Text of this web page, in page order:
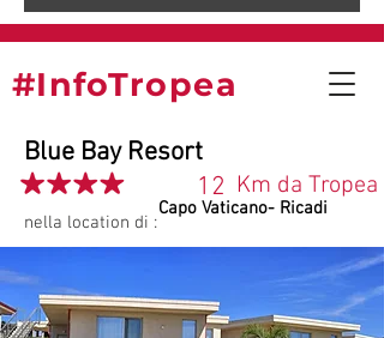
#InfoTropea
Blue Bay Resort
nella location di :
Capo Vaticano- Ricadi
12 Km da Tropea